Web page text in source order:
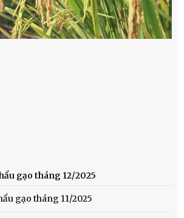
gạo tháng 12/2025
gạo tháng 11/2025